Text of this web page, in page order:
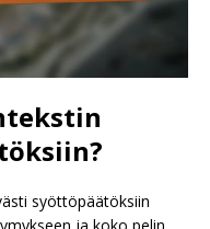
syöttöpäätöksiin